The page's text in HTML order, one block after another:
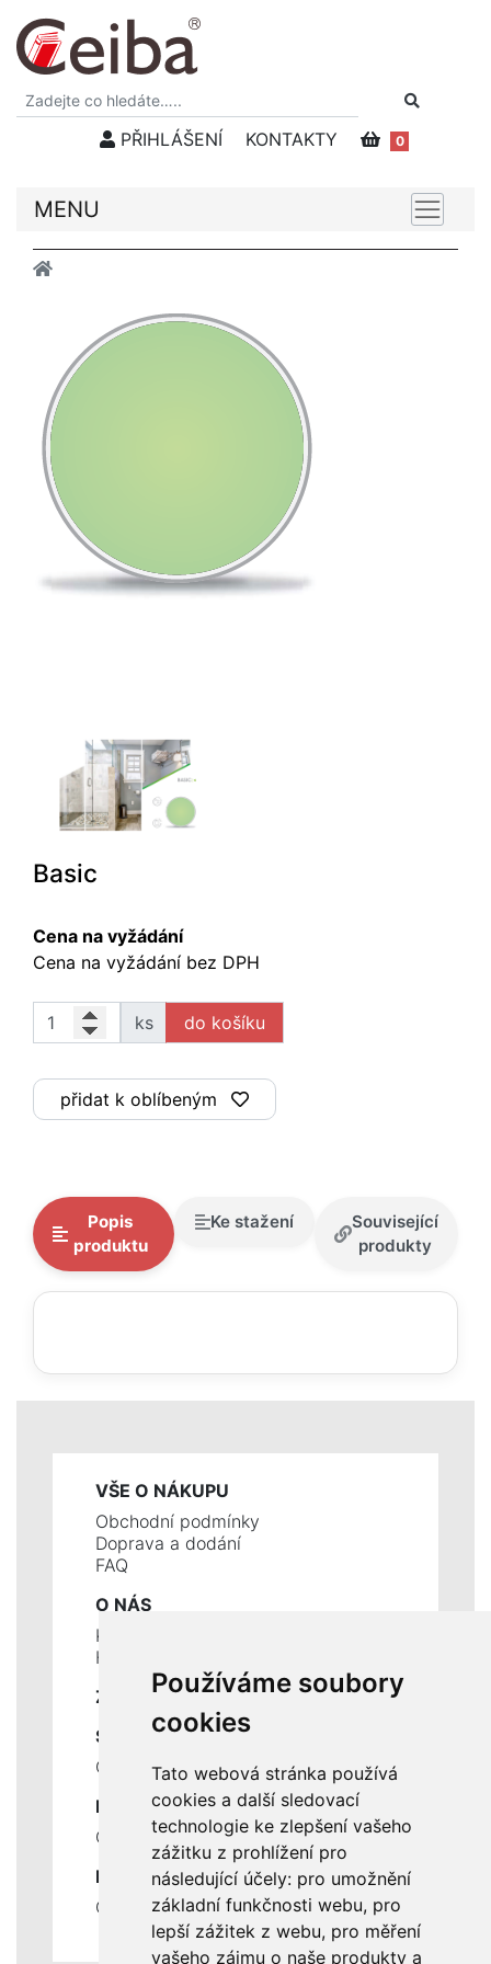
Používáme soubory
cookies
Tato webová stránka používá
cookies a další sledovací
technologie ke zlepšení vašeho
zážitku z prohlížení pro
následující účely: pro umožnění
základní funkčnosti webu, pro
lepší zážitek z webu, pro měření
vašeho zájmu o naše produkty a
PŘIHLÁŠENÍ KONTAKTY 0
MENU
Basic
Cena na vyžádání
Cena na vyžádání bez DPH
ks
přidat k oblíbeným
Popis
produktu
Ke stažení
Související
produkty
VŠE O NÁKUPU
Obchodní podmínky
Doprava a dodání
FAQ
O NÁS
Kontakty
Historie a současnost
ZÁKLADNÍ ÚDAJE
SLUŽBY
Ceník servisních prací
DŮLEŽITÉ INFORMACE
Ochrana osobních údajů
RYCHLÉ ODKAZY
Odstoupení od smlouvy